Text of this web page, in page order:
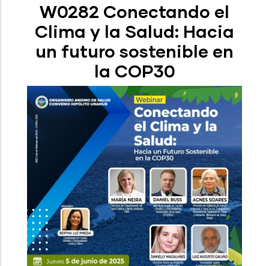
W0282 Conectando el
Clima y la Salud: Hacia
un futuro sostenible en
la COP30